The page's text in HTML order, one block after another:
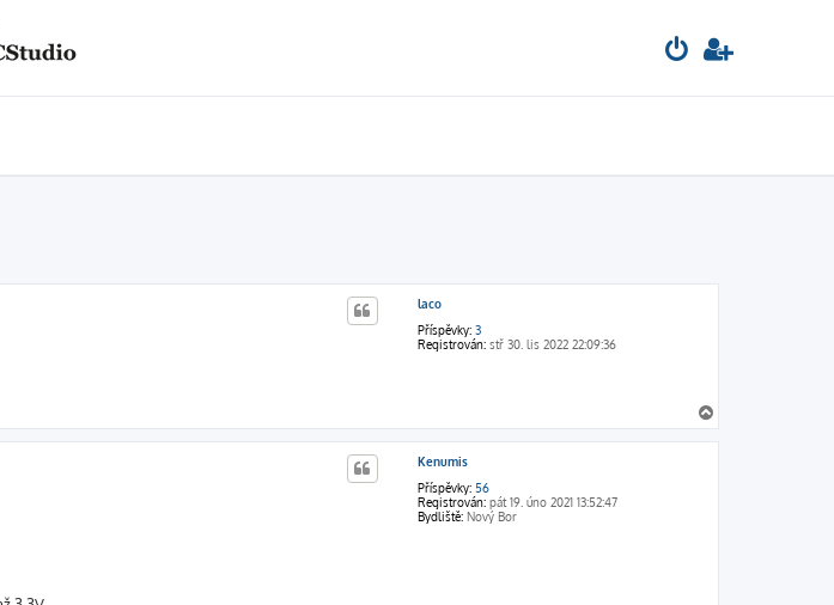
laco
Příspěvky: 3
Registrován: stř 30. lis 2022 22:09:36
a
h
Kenumis
Příspěvky: 56
Registrován: pát 19. úno 2021 13:52:47
Bydliště: Nový Bor